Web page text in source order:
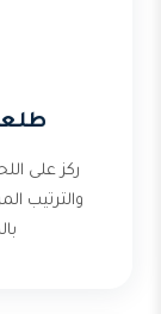
ركز على
والترتيب